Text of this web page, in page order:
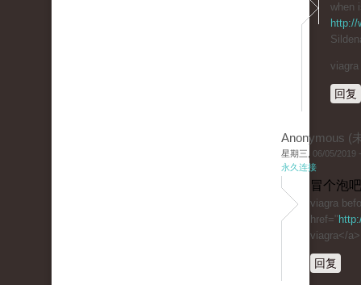
when
http://
回复
Anonymous (
星期三, 06/05/2019
永久连接
冒个泡
viagra
href="
viagra</
回复